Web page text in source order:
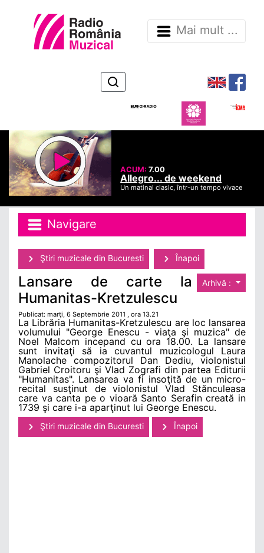
Mai mult ...
ACUM:7.00
Allegro... de weekend
Un matinal clasic, într-un tempo vivace
Navigare
Ştiri muzicale din Bucuresti Înapoi
Arhivă :
Lansare de carte la
Humanitas-Kretzulescu
Publicat: marţi, 6 Septembrie 2011 , ora 13.21
La Librăria Humanitas-Kretzulescu are loc lansarea
volumului "George Enescu - viaţa şi muzica" de
Noel Malcom incepand cu ora 18.00. La lansare
sunt invitaţi să ia cuvantul muzicologul Laura
Manolache compozitorul Dan Dediu, violonistul
Gabriel Croitoru şi Vlad Zografi din partea Editurii
"Humanitas". Lansarea va fi insoţită de un micro-
recital susţinut de violonistul Vlad Stănculeasa
care va canta pe o vioară Santo Serafin creată in
1739 şi care i-a aparţinut lui George Enescu.
Ştiri muzicale din Bucuresti Înapoi